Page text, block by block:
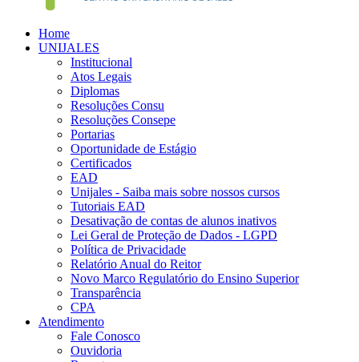
Home
UNIJALES
Institucional
Atos Legais
Diplomas
Resoluções Consu
Resoluções Consepe
Portarias
Oportunidade de Estágio
Certificados
EAD
Unijales - Saiba mais sobre nossos cursos
Tutoriais EAD
Desativação de contas de alunos inativos
Lei Geral de Proteção de Dados - LGPD
Política de Privacidade
Relatório Anual do Reitor
Novo Marco Regulatório do Ensino Superior
Transparência
CPA
Atendimento
Fale Conosco
Ouvidoria